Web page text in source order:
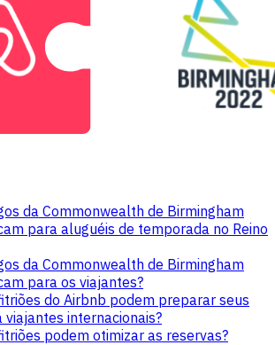
da Commonwealth de Birmingham
para aluguéis de temporada no Reino
da Commonwealth de Birmingham
para os viajantes?
do Airbnb podem preparar seus
viajantes internacionais?
podem otimizar as reservas?